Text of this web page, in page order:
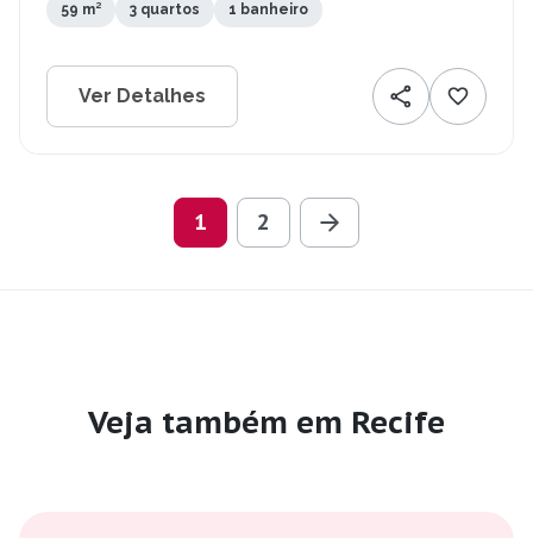
59 m² 3 quartos 1 banheiro
Ver Detalhes
1 2
Veja também em Recife